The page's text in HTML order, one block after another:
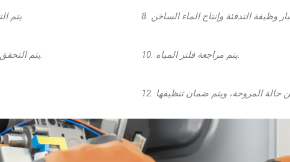
7. يتم التحقق من حالة الاحتراق للغلاية.
9. يتم التحقق من حالة المكونات الإلكترونية. 10. يتم مراجعة فلتر المياه.